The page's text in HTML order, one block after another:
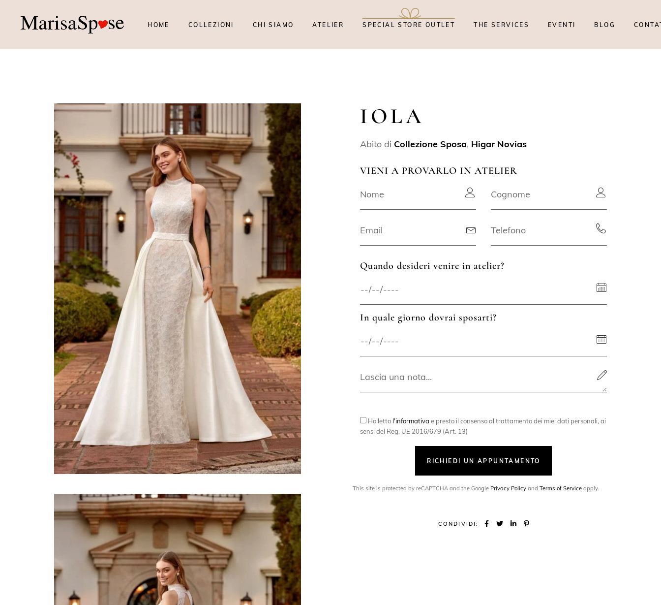
HOME COLLEZIONI CHI SIAMO ATELIER SPECIAL STORE OUTLET THE SERVICES EVENTI BLOG
IOLA
Abito di Collezione Sposa, Higar Novias
VIENI A PROVARLO IN ATELIER
Quando desideri venire in atelier?
In quale giorno dovrai sposarti?
Ho letto l'informativa e presto il consenso al trattamento dei miei dati personali, ai
sensi del Reg. UE 2016/679 (Art. 13)
RICHIEDI UN APPUNTAMENTO
This site is protected by reCAPTCHA and the Google Privacy Policy and Terms of Service apply.
CONDIVIDI: